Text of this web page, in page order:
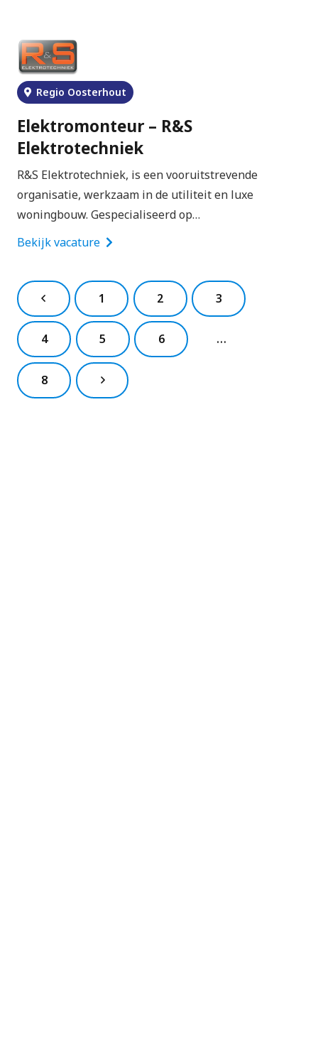
Regio Oosterhout
Elektromonteur – R&S
Elektrotechniek
R&S Elektrotechniek, is een vooruitstrevende
organisatie, werkzaam in de utiliteit en luxe
woningbouw. Gespecialiseerd op…
Bekijk vacature
1 2 3
4 5 6 …
8